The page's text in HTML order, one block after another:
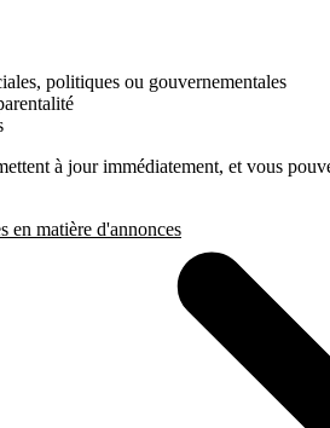
politiques ou gouvernementales
à jour immédiatement, et vous
en matière d'annonces